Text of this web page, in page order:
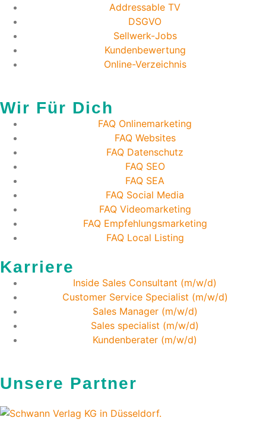
Addressable TV
DSGVO
Sellwerk-Jobs
Kundenbewertung
Online-Verzeichnis
Wir Für Dich
FAQ Onlinemarketing
FAQ Websites
FAQ Datenschutz
FAQ SEO
FAQ SEA
FAQ Social Media
FAQ Videomarketing
FAQ Empfehlungsmarketing
FAQ Local Listing
Karriere
Inside Sales Consultant (m/w/d)
Customer Service Specialist (m/w/d)
Sales Manager (m/w/d)
Sales specialist (m/w/d)
Kundenberater (m/w/d)
Unsere Partner